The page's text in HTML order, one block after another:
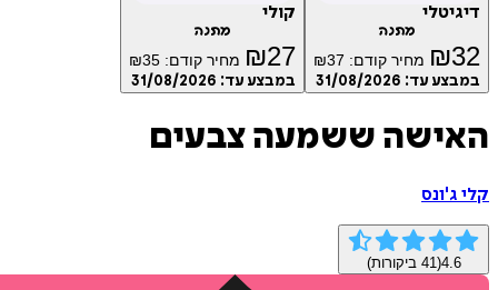
דיגיטלי
מתנה
₪32 מחיר קודם: ₪37
במבצע עד: 31/08/2026
קולי
מתנה
₪27 מחיר קודם: ₪35
במבצע עד: 31/08/2026
האישה ששמעה צבעים
קלי ג'ונס
4.6
(
41 ביקורות)